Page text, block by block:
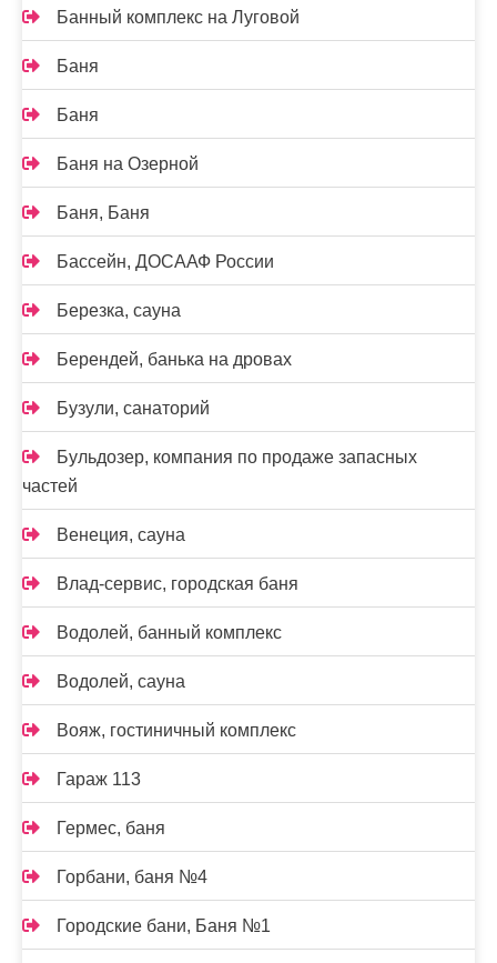
Банный комплекс на Луговой
Баня
Баня
Баня на Озерной
Баня, Баня
Бассейн, ДОСААФ России
Березка, сауна
Берендей, банька на дровах
Бузули, санаторий
Бульдозер, компания по продаже запасных
частей
Венеция, сауна
Влад-сервис, городская баня
Водолей, банный комплекс
Водолей, сауна
Вояж, гостиничный комплекс
Гараж 113
Гермес, баня
Горбани, баня №4
Городские бани, Баня №1